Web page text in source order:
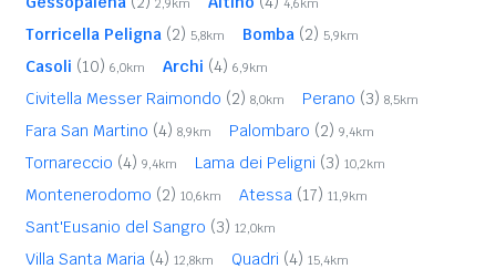
Torricella Peligna (2) 5,8km Bomba (2) 5,9km
Casoli (10) 6,0km Archi (4) 6,9km
Civitella Messer Raimondo (2) 8,0km Perano (3) 8,5km
Fara San Martino (4) 8,9km Palombaro (2) 9,4km
Tornareccio (4) 9,4km Lama dei Peligni (3) 10,2km
Montenerodomo (2) 10,6km Atessa (17) 11,9km
Sant'Eusanio del Sangro (3) 12,0km
Villa Santa Maria (4) 12,8km Quadri (4) 15,4km